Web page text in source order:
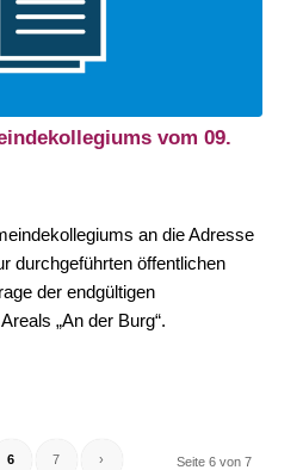
vom 09.
an die Adresse
durchgeführten öffentlichen
der endgültigen
„An der Burg“.
Seite 6 von 7
6 7 ›